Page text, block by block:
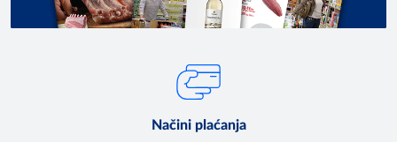
Načini plaćanja